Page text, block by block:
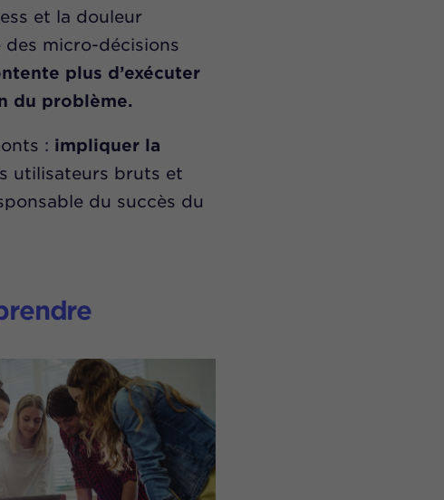
et la douleur
micro-décisions
plus d’exécuter
du problème.
: impliquer la
utilisateurs bruts et
du succès du